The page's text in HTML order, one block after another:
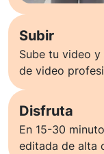
Subir
Sube tu video
de video
Disfruta
En 15-30
editada de alta